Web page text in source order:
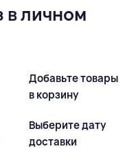
в личном
Добавьте товары
в корзину
Выберите дату
доставки